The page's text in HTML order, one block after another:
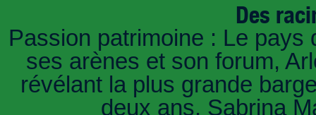
Des
Passion patrimoine : Le pays
ses arènes et son forum,
révélant la plus grande
deux ans, Sabrina